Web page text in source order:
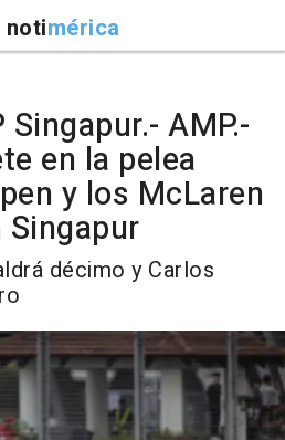
notimérica
AMP.-
en la pelea
y los McLaren
décimo y Carlos